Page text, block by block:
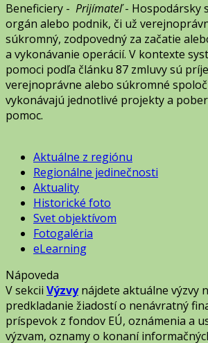
Beneficiery - Prijímateľ- Hospodársky
orgán alebo podnik, či už
súkromný, zodpovedný za začatie
a vykonávanie operácií. V kontexte
pomoci podľa článku 87 zmluvy sú
verejnoprávne alebo súkromné
vykonávajú jednotlivé projekty a
pomoc.
Aktuálne z regiónu
Regionálne jedinečnosti
Aktuality
Historické foto
Svet objektívom
Fotogaléria
eLearning
Nápoveda
V sekcii Výzvynájdete aktuálne výzvy
predkladanie žiadostí o nenávratný
príspevok z fondov EÚ, oznámenia a
výzvam, oznamy o konaní